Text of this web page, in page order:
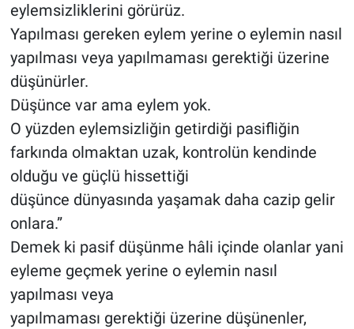
eylemsizliklerini görürüz.
Yapılması gereken eylem yerine o eylemin nasıl
yapılması veya yapılmaması gerektiği üzerine
düşünürler.
Düşünce var ama eylem yok.
O yüzden eylemsizliğin getirdiği pasifliğin
farkında olmaktan uzak, kontrolün kendinde
olduğu ve güçlü hissettiği
düşünce dünyasında yaşamak daha cazip gelir
onlara.”
Demek ki pasif düşünme hâli içinde olanlar yani
eyleme geçmek yerine o eylemin nasıl
yapılması veya
yapılmaması gerektiği üzerine düşünenler,